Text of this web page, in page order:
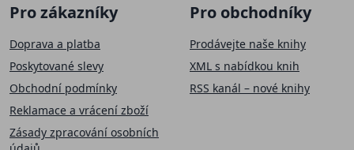
Pro zákazníky
Doprava a platba
Poskytované slevy
Obchodní podmínky
Reklamace a vrácení zboží
Zásady zpracování osobních
Pro obchodníky
Prodávejte naše knihy
XML s nabídkou knih
RSS kanál – nové knihy